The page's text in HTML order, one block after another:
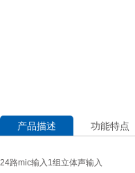
产品描述 功能特点
24路mic输入1组立体声输入